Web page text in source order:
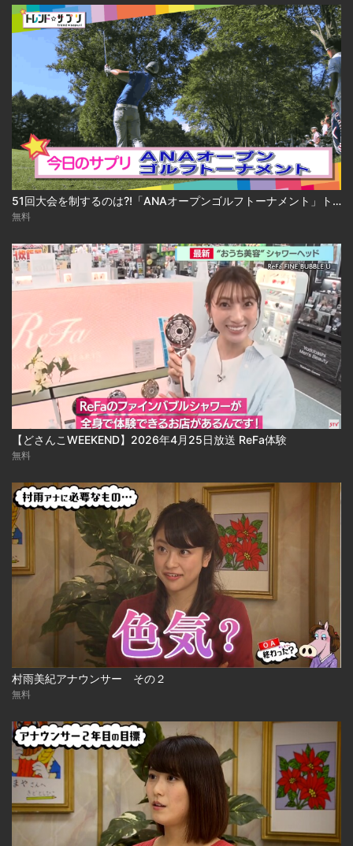
51回大会を制するのは?!「ANAオープンゴルフトーナメント」トレンド☆サプリ#169
無料
【どさんこWEEKEND】2026年4月25日放送 ReFa体験
無料
村雨美紀アナウンサー その２
無料